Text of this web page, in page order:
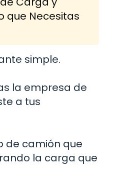
que Necesitas
simple.
la empresa de
a tus
de camión que
la carga que